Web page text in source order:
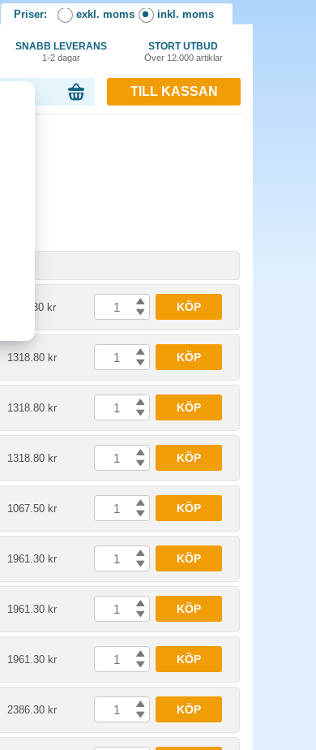
Priser: exkl. moms inkl. moms
SNABB LEVERANS
1-2 dagar
STORT UTBUD
Över 12.000 artiklar
TILL KASSAN
1011.30 kr KÖP
1318.80 kr KÖP
1318.80 kr KÖP
1318.80 kr KÖP
1067.50 kr KÖP
1961.30 kr KÖP
1961.30 kr KÖP
1961.30 kr KÖP
2386.30 kr KÖP